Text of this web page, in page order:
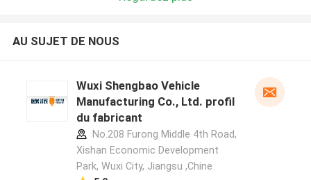
AU SUJET DE NOUS
Wuxi Shengbao Vehicle
Manufacturing Co., Ltd. profil
du fabricant
No.208 Furong Middle 4th Road,
Xishan Economic Development
Park, Wuxi City, Jiangsu ,Chine